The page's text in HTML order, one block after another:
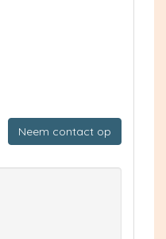
Neem contact op